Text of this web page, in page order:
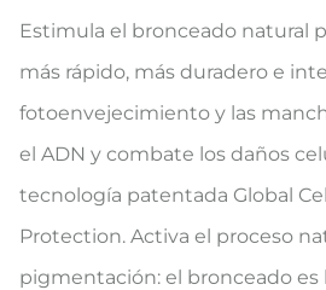
Estimula el bronceado natural
más rápido, más duradero e
fotoenvejecimiento y las
el ADN y combate los daños
tecnología patentada Global
Protection. Activa el proceso
pigmentación: el bronceado